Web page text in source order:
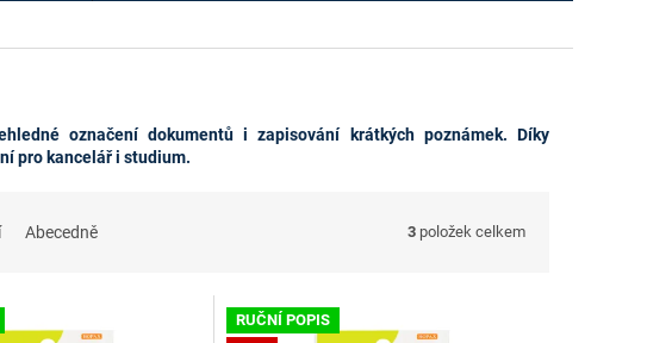
označení dokumentů i zapisování krátkých poznámek. Díky
pro kancelář i studium.
Abecedně 3 položek celkem
RUČNÍ POPIS